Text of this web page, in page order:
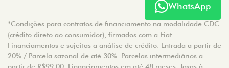
*Condições para contratos de financiamento na modalidade CDC
(crédito direto ao consumidor), firmados com a Fiat
Financiamentos e sujeitas a análise de crédito. Entrada a partir de
20% / Parcela sazonal de até 30%. Parcelas intermediários a
partir de R$99,00. Financiamentos em até 48 meses. Taxas à
WhatsApp